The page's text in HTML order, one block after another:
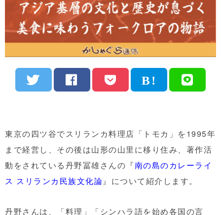
東京の四ツ谷でスリランカ料理店「トモカ」を1995年
まで経営し、その後は山形の山里に移り住み、著作活
動をされている丹野冨雄さんの『南の島のカレーライ
ス スリランカ民族文化論』について紹介します。
丹野さんは、「料理」「シンハラ語を始め各国の言